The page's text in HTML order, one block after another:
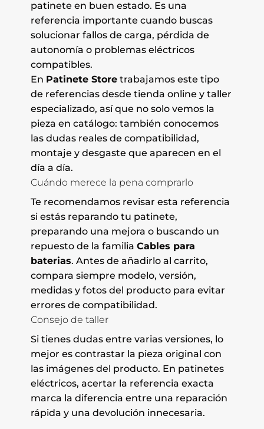
patinete en buen estado. Es una
referencia importante cuando buscas
solucionar fallos de carga, pérdida de
autonomía o problemas eléctricos
compatibles.
En Patinete Storetrabajamos este tipo
de referencias desde tienda online y taller
especializado, así que no solo vemos la
pieza en catálogo: también conocemos
las dudas reales de compatibilidad,
montaje y desgaste que aparecen en el
día a día.
Cuándo merece la pena comprarlo
Te recomendamos revisar esta referencia
si estás reparando tu patinete,
preparando una mejora o buscando un
repuesto de la familia Cables para
baterias. Antes de añadirlo al carrito,
compara siempre modelo, versión,
medidas y fotos del producto para evitar
errores de compatibilidad.
Consejo de taller
Si tienes dudas entre varias versiones, lo
mejor es contrastar la pieza original con
las imágenes del producto. En patinetes
eléctricos, acertar la referencia exacta
marca la diferencia entre una reparación
rápida y una devolución innecesaria.